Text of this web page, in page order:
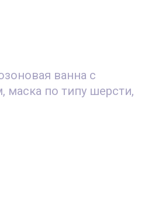
ванна с
маска по типу шерсти,